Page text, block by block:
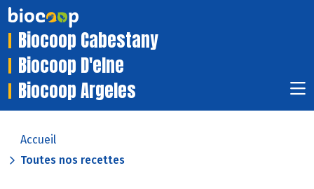
Biocoop Cabestany
Biocoop D'elne
Biocoop Argeles
Accueil
Toutes nos recettes